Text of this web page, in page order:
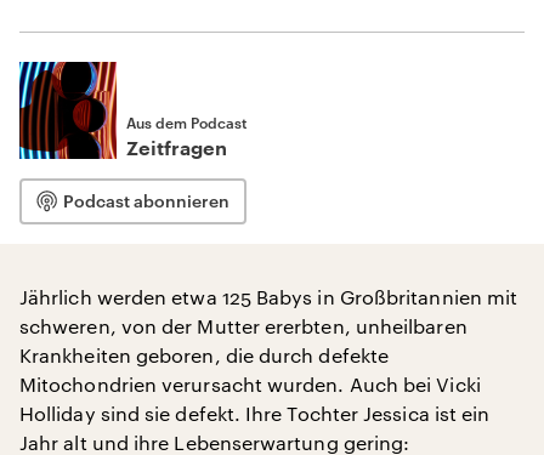
Aus dem Podcast
Zeitfragen
Podcast abonnieren
Jährlich werden etwa 125 Babys in Großbritannien mit
schweren, von der Mutter ererbten, unheilbaren
Krankheiten geboren, die durch defekte
Mitochondrien verursacht wurden. Auch bei Vicki
Holliday sind sie defekt. Ihre Tochter Jessica ist ein
Jahr alt und ihre Lebenserwartung gering: